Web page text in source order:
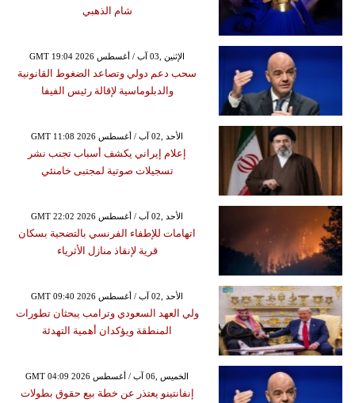
شام الذهبي
GMT 19:04 2026 الإثنين ,03 آب / أغسطس
سحب دعم دولي وتصاعد الضغوط القانونية
والدبلوماسية لإقالة رئيس الفيفا
GMT 11:08 2026 الأحد ,02 آب / أغسطس
إعلام إيراني يكشف أسباب تجنب نشر
تسجيلات صوتية لمجتبى خامنئي
GMT 22:02 2026 الأحد ,02 آب / أغسطس
اتهامات للإطفاء الفرنسي بالتضحية بسكان
قرية لإنقاذ منازل الأثرياء
GMT 09:40 2026 الأحد ,02 آب / أغسطس
ولي العهد السعودي وترامب يبحثان تطورات
المنطقة ويؤكدان أهمية التهدئة
GMT 04:09 2026 الخميس ,06 آب / أغسطس
إنفانتينو يعتذر عن خطة بيع حقوق بطولات